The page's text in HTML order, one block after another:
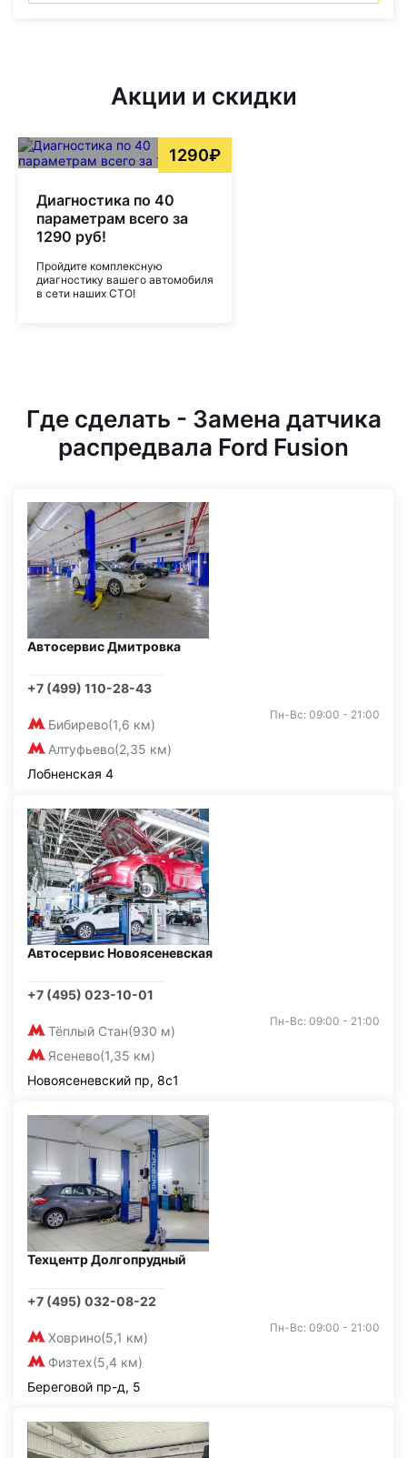
Акции и скидки
1290₽
Диагностика по 40
параметрам всего за
1290 руб!
Пройдите комплексную
диагностику вашего автомобиля
в сети наших СТО!
Где сделать - Замена датчика
распредвала Ford Fusion
Автосервис Дмитровка
+7 (499) 110-28-43
Бибирево(1,6 км)
Алтуфьево(2,35 км)
Пн-Вс: 09:00 - 21:00
Лобненская 4
Автосервис Новоясеневская
+7 (495) 023-10-01
Тёплый Стан(930 м)
Ясенево(1,35 км)
Пн-Вс: 09:00 - 21:00
Новоясеневский пр, 8с1
Техцентр Долгопрудный
+7 (495) 032-08-22
Ховрино(5,1 км)
Физтех(5,4 км)
Пн-Вс: 09:00 - 21:00
Береговой пр-д, 5